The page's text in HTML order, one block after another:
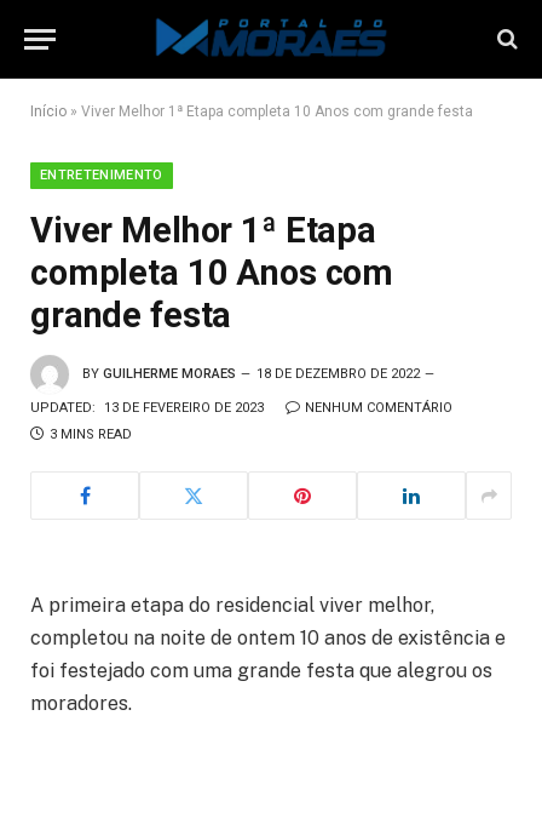
Início » Viver Melhor 1ª Etapa completa 10 Anos com grande festa
ENTRETENIMENTO
Viver Melhor 1ª Etapa
completa 10 Anos com
grande festa
BY GUILHERME MORAES 18 DE DEZEMBRO DE 2022
UPDATED: 13 DE FEVEREIRO DE 2023
NENHUM COMENTÁRIO
3 MINS READ
A primeira etapa do residencial viver melhor,
completou na noite de ontem 10 anos de existência e
foi festejado com uma grande festa que alegrou os
moradores.